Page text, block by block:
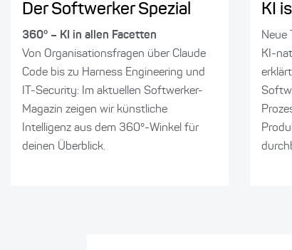
Der Softwerker Spezial
360° – KI in allen Facetten
Von Organisationsfragen über Claude
Code bis zu Harness Engineering und
IT-Security: Im aktuellen Softwerker-
Magazin zeigen wir künstliche
Intelligenz aus dem 360°-Winkel für
deinen Überblick.
KI
Neue
KI-